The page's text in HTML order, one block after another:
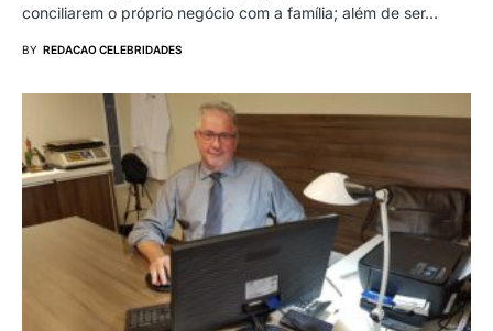
conciliarem o próprio negócio com a família; além de ser…
BY REDACAO CELEBRIDADES